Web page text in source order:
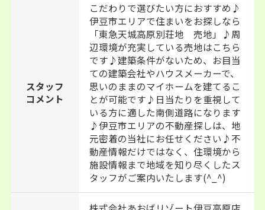
スタッフ
コメント
こだわりで選びたい方におすすめ♪
伊豆市エリアで住まいをお探しなら
「東急天城高原別荘地 売地」♪周
辺環境が充実している売地はこちら
です♪建築条件がないため、お目当
ての建築会社やハウスメーカーで、
思いのままのマイホームを建てるこ
とが可能です♪日当たりを重視して
いる方に適した南側道路になります
♪伊豆市エリアの不動産探しは、地
元密着の当社にお任せください♪不
動産情報だけではなく、住環境から
施設情報まで地域を知り尽くしたス
タッフがご案内いたします(^_^)
株式会社あおばリゾート伊豆高原店